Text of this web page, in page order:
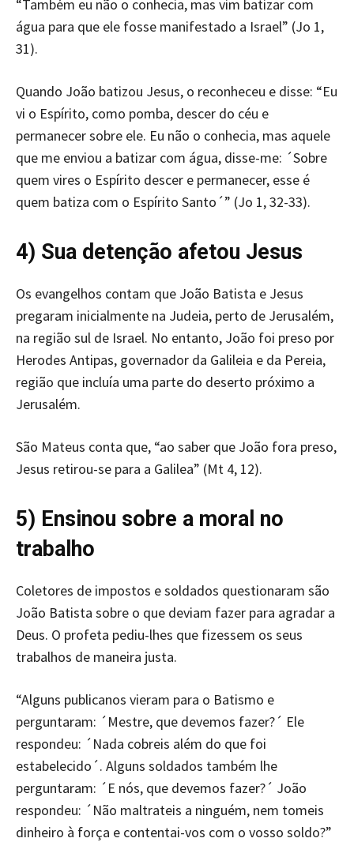
“Também eu não o conhecia, mas vim batizar com
água para que ele fosse manifestado a Israel” (Jo 1,
31).
Quando João batizou Jesus, o reconheceu e disse: “Eu
vi o Espírito, como pomba, descer do céu e
permanecer sobre ele. Eu não o conhecia, mas aquele
que me enviou a batizar com água, disse-me: ´Sobre
quem vires o Espírito descer e permanecer, esse é
quem batiza com o Espírito Santo´” (Jo 1, 32-33).
4) Sua detenção afetou Jesus
Os evangelhos contam que João Batista e Jesus
pregaram inicialmente na Judeia, perto de Jerusalém,
na região sul de Israel. No entanto, João foi preso por
Herodes Antipas, governador da Galileia e da Pereia,
região que incluía uma parte do deserto próximo a
Jerusalém.
São Mateus conta que, “ao saber que João fora preso,
Jesus retirou-se para a Galilea” (Mt 4, 12).
5) Ensinou sobre a moral no
trabalho
Coletores de impostos e soldados questionaram são
João Batista sobre o que deviam fazer para agradar a
Deus. O profeta pediu-lhes que fizessem os seus
trabalhos de maneira justa.
“Alguns publicanos vieram para o Batismo e
perguntaram: ´Mestre, que devemos fazer?´ Ele
respondeu: ´Nada cobreis além do que foi
estabelecido´. Alguns soldados também lhe
perguntaram: ´E nós, que devemos fazer?´ João
respondeu: ´Não maltrateis a ninguém, nem tomeis
dinheiro à força e contentai-vos com o vosso soldo?”